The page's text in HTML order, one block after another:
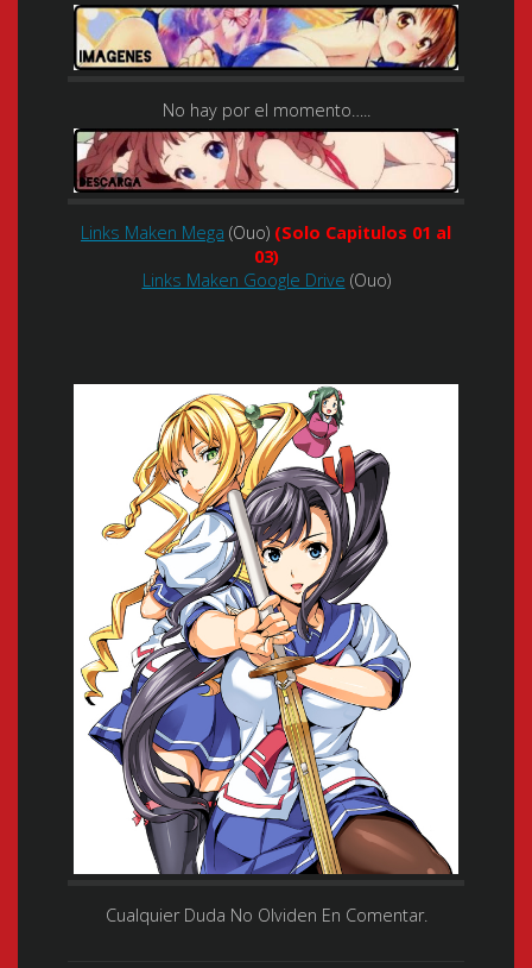
No hay por el momento…..
Links Maken Mega (Ouo) (Solo Capitulos 01 al
03)
Links Maken Google Drive (Ouo)
Cualquier Duda No Olviden En Comentar.